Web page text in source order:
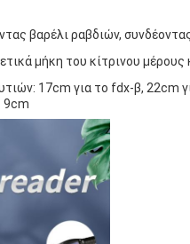
βαρέλι ραβδιών,
μήκη του κίτρινου
17cm για το fdx-β, 22cm
9cm